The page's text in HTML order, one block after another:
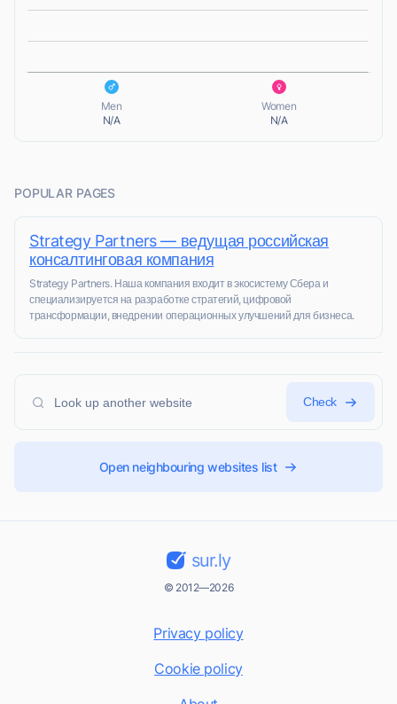
L
Men
N/A
Women
N/A
POPULAR PAGES
Strategy Partners — ведущая российская
консалтинговая компания
Strategy Partners. Наша компания входит в экосистему Сбера и
специализируется на разработке стратегий, цифровой
трансформации, внедрении операционных улучшений для бизнеса.
Check
Open neighbouring websites list
sur.ly
© 2012—2026
Privacy policy
Cookie policy